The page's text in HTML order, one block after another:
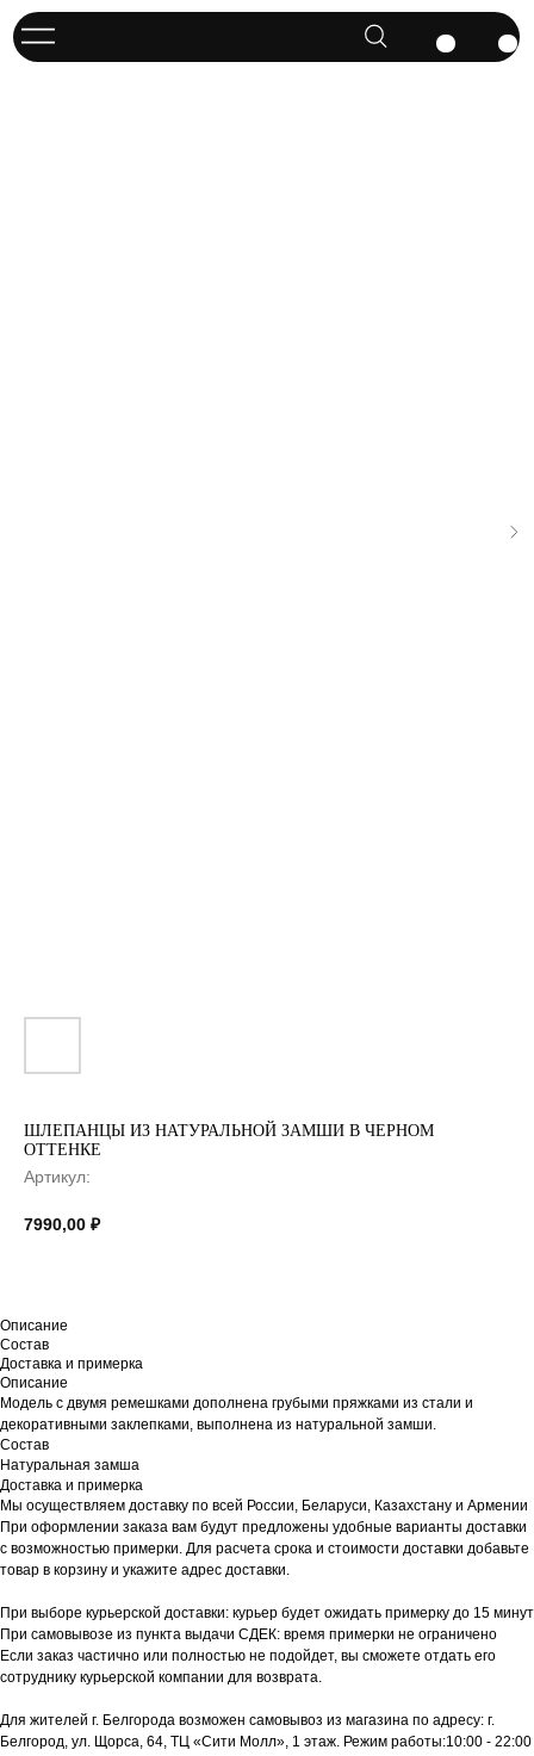
ШЛЕПАНЦЫ ИЗ НАТУРАЛЬНОЙ ЗАМШИ В ЧЕРНОМ
ОТТЕНКЕ
Артикул:
7990,00 ₽
Описание
Состав
Доставка и примерка
Описание
Модель с двумя ремешками дополнена грубыми пряжками из стали и
декоративными заклепками, выполнена из натуральной замши.
Состав
Натуральная замша
Доставка и примерка
Мы осуществляем доставку по всей России, Беларуси, Казахстану и Армении
При оформлении заказа вам будут предложены удобные варианты доставки
с возможностью примерки. Для расчета срока и стоимости доставки добавьте
товар в корзину и укажите адрес доставки.
При выборе курьерской доставки: курьер будет ожидать примерку до 15 минут
При самовывозе из пункта выдачи СДЕК: время примерки не ограничено
Если заказ частично или полностью не подойдет, вы сможете отдать его
сотруднику курьерской компании для возврата.
Для жителей г. Белгорода возможен самовывоз из магазина по адресу: г.
Белгород, ул. Щорса, 64, ТЦ «Сити Молл», 1 этаж. Режим работы:10:00 - 22:00